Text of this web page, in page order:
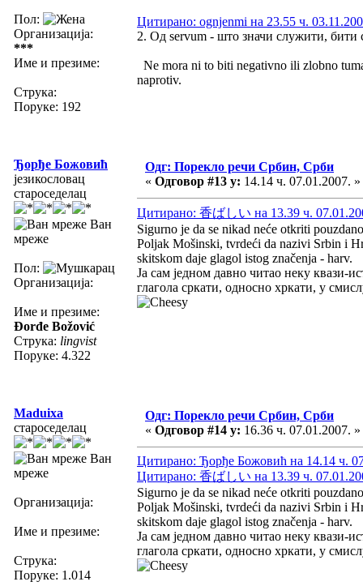
Пол:
Организација:
***
Име и презиме:
Струка:
Поруке: 192
Цитирано: ognjenmi на 23.55 ч.
2. Од servum - што значи служити, бити
Ne mora ni to biti negativno ili zlobno
naprotiv.
Ђорђе Божовић
језикословац
староседелац
Ван
мреже
Пол:
Организација:
Име и презиме:
Đorđe Božović
Струка: lingvist
Поруке: 4.322
Одг: Порекло речи Србин, Срби
« Одговор #13 у: 14.14 ч. 07.01.2007. »
Цитирано: 香ばしい на 13.39 ч.
Sigurno je da se nikad neće otkriti
Poljak Mošinski, tvrdeći da nazivi Srbin i
skitskom daje glagol istog značenja - harv.
Ја сам једном давно читао неку квази-
глагола сркати, односно хркати, у
Maduixa
староседелац
Ван
мреже
Организација:
Име и презиме:
Струка:
Поруке: 1.014
Одг: Порекло речи Србин, Срби
« Одговор #14 у: 16.36 ч. 07.01.2007. »
Цитирано: Ђорђе Божовић на 14.14 ч.
Цитирано: 香ばしい на 13.39 ч.
Sigurno je da se nikad neće otkriti
Poljak Mošinski, tvrdeći da nazivi Srbin i
skitskom daje glagol istog značenja - harv.
Ја сам једном давно читао неку квази-
глагола сркати, односно хркати, у